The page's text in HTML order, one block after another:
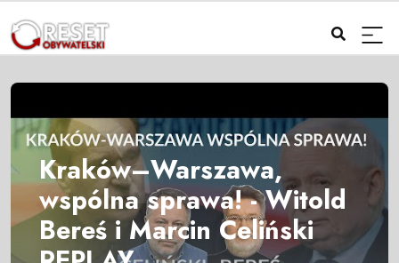
Kraków–Warszawa,
wspólna sprawa! - Witold
Bereś i Marcin Celiński